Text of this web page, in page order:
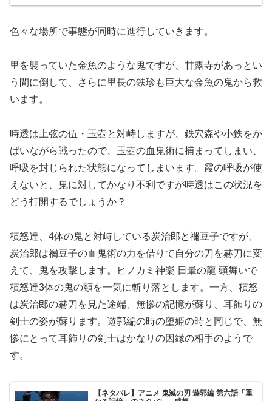
色々な場所で事態が同時に進行していきます。
里を襲っていた金魚のような鬼ですが、甘露寺があっとい
う間に倒して、さらに里長の鉄珍も巨大な金魚の鬼から救
います。
時透は上弦の伍・玉壺と対峙しますが、鉄穴森や小鉄をか
ばいながら戦ったので、玉壺の血鬼術に捕まってしまい、
呼吸を封じられた状態になってしまいます。霞の呼吸が使
えないと、鬼に対してかなり不利ですが時透はこの状況を
どう打開するでしょうか？
積怒達、4体の鬼と対峙している炭治郎と禰豆子ですが、
炭治郎は禰豆子の血鬼術の力を借りて自分の刀を赫刀に変
えて、鬼を攻撃します。ヒノカミ神楽 日暈の龍 頭舞いで
積怒達3体の鬼の頸を一気に斬り落とします。一方、積怒
は炭治郎の赫刀を見た途端、無惨の記憶が蘇り、耳飾りの
剣士の姿が蘇ります。遊郭編の時の堕姫の時と同じで、無
惨にとって耳飾りの剣士はかなりの因縁の相手のようで
す。
【ネタバレ】アニメ 鬼滅の刃 遊郭編 第六話「重